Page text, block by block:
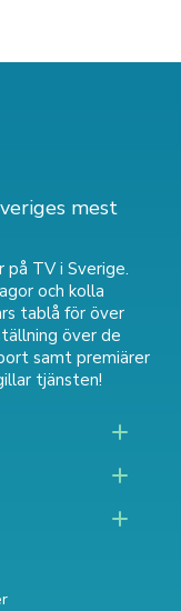
mest
TV i Sverige.
och kolla
tablå för över
över de
samt premiärer
tjänsten!